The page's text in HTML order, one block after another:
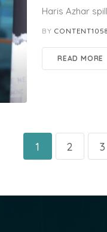
Haris Azhar
BY CONTENT1058
READ MORE
1 2 3